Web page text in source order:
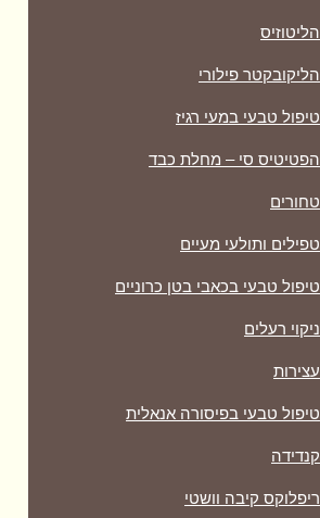
הליטוזיס
הליקובקטר פילורי
טיפול טבעי במעי רגיז
הפטיטיס סי – מחלת כבד
טחורים
טפילים ותולעי מעיים
טיפול טבעי בכאבי בטן כרוניים
ניקוי רעלים
עצירות
טיפול טבעי בפיסורה אנאלית
קנדידה
ריפלוקס קיבה וושטי